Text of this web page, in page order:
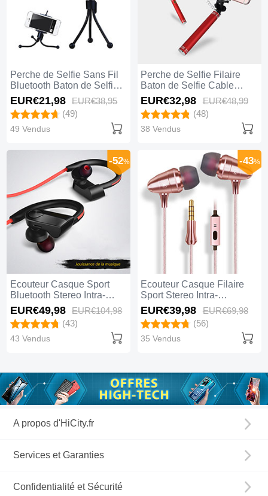
Perche de Selfie Sans Fil
Bluetooth Baton de Selfie
Extensible de Poche
Universel S25 Noir
EUR€21,98 EUR€38,95
(49)
49 Vendus
Perche de Selfie Filaire
Baton de Selfie Cable
Extensible de Poche
Universel S20 Rouge
EUR€32,98 EUR€48,99
(48)
38 Vendus
Ecouteur Casque Sport
Bluetooth Stereo Intra-
auriculaire Sans fil
Oreillette H53 Noir
-52%
EUR€49,98 EUR€104,98
(43)
43 Vendus
Ecouteur Casque Filaire
Sport Stereo Intra-
auriculaire Oreillette H35
Or Rose
-43%
EUR€39,98 EUR€69,98
(56)
35 Vendus
A propos d'HiCity.fr
Services et Garanties
Confidentialité et Sécurité